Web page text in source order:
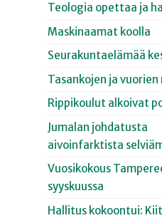
Teologia opettaa ja
Maskinaamat koolla
Seurakuntaelämää
Tasankojen ja vuorien
Rippikoulut alkoivat
Jumalan johdatusta
aivoinfarktista
Vuosikokous
syyskuussa
Hallitus kokoontui: